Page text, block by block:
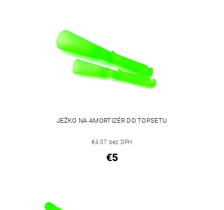
JEŽKO NA AMORTIZÉR DO TOPSETU
€4,07 bez DPH
€5